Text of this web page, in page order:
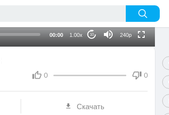
00:00 1.00x 10 240p
0 0
Скачать